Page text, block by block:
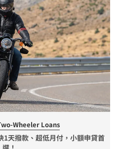
Wheeler Loans
1天撥款、超低月付，小額申貸首